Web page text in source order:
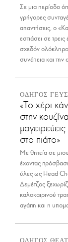
Σε μια περίοδο
γρήγορες
απαντήσεις, ο
εστιάσει σε
σχεδόν ολόκληρο
συνέπεια και την
ΟΔΗΓΟΣ
«Το χέρι
στην
στο πιάτο»
Με θητεία σε
έχοντας
ύλες ως Head
Δεμέτζος
καλοκαιρινού
αγάπη και η
ΟΔΗΓΟΣ